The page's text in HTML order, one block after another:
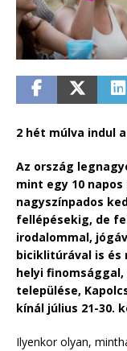
2 hét múlva indul
Az ország
mint egy 10
nagyszínpados
fellépésekig, de
irodalommal,
biciklitúrával is és
helyi
települése,
kínál július 21-30.
Ilyenkor olyan,